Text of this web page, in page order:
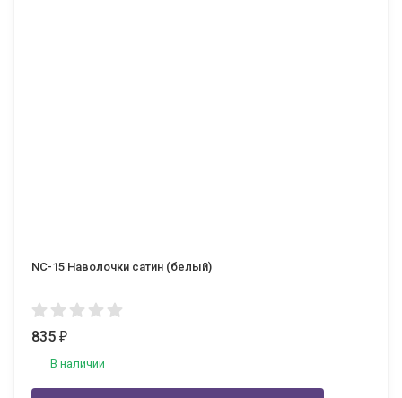
NC-15 Наволочки сатин (белый)
835₽
В наличии